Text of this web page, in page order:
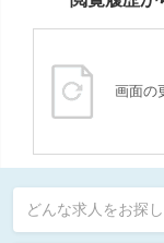
画面の
どんな求人をお探